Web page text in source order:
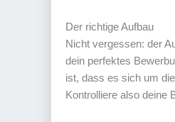
Der richtige Aufbau
Nicht vergessen: der
dein perfektes
ist, dass es sich um
Kontrolliere also deine